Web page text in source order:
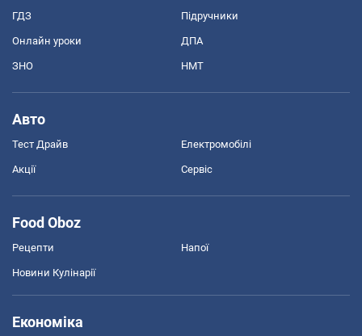
ГДЗ Підручники
Онлайн уроки ДПА
ЗНО НМТ
Авто
Тест Драйв Електромобілі
Акції Сервіс
Food Oboz
Рецепти Напої
Новини Кулінарії
Економіка